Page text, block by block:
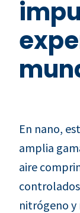
En nano,
amplia
aire
nitrógeno y